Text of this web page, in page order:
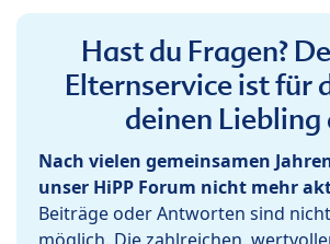
Hast du Fragen?
Elternservice ist für
deinen Liebling
Nach vielen gemeinsamen
unser HiPP Forum nicht mehr
Beiträge oder Antworten sind